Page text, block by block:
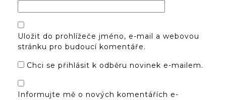
Uložit do prohlížeče jméno, e-mail a webovou
stránku pro budoucí komentáře.
Chci se přihlásit k odběru novinek e-mailem.
Informujte mě o nových komentářích e-